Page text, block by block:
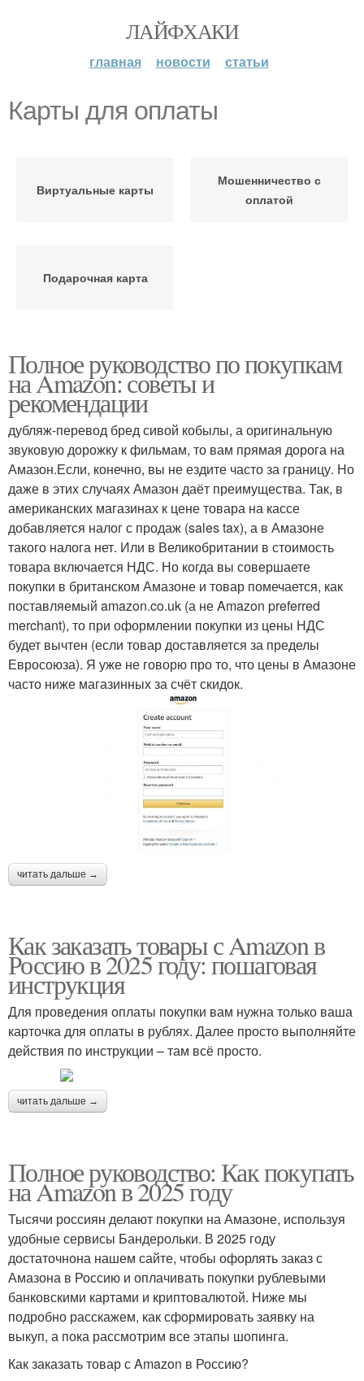
ЛАЙФХАКИ
главная новости статьи
Карты для оплаты
Виртуальные карты
Мошенничество с
оплатой
Подарочная карта
Полное руководство по покупкам
на Amazon: советы и
рекомендации
дубляж-перевод бред сивой кобылы, а оригинальную
звуковую дорожку к фильмам, то вам прямая дорога на
Амазон.Если, конечно, вы не ездите часто за границу. Но
даже в этих случаях Амазон даёт преимущества. Так, в
американских магазинах к цене товара на кассе
добавляется налог с продаж (sales tax), а в Амазоне
такого налога нет. Или в Великобритании в стоимость
товара включается НДС. Но когда вы совершаете
покупки в британском Амазоне и товар помечается, как
поставляемый amazon.co.uk (а не Amazon preferred
merchant), то при оформлении покупки из цены НДС
будет вычтен (если товар доставляется за пределы
Евросоюза). Я уже не говорю про то, что цены в Амазоне
часто ниже магазинных за счёт скидок.
читать дальше →
Как заказать товары с Amazon в
Россию в 2025 году: пошаговая
инструкция
Для проведения оплаты покупки вам нужна только ваша
карточка для оплаты в рублях. Далее просто выполняйте
действия по инструкции – там всё просто.
читать дальше →
Полное руководство: Как покупать
на Amazon в 2025 году
Тысячи россиян делают покупки на Амазоне, используя
удобные сервисы Бандерольки. В 2025 году
достаточнона нашем сайте, чтобы офорлять заказ с
Амазона в Россию и оплачивать покупки рублевыми
банковскими картами и криптовалютой. Ниже мы
подробно расскажем, как сформировать заявку на
выкуп, а пока рассмотрим все этапы шопинга.
Как заказать товар с Amazon в Россию?